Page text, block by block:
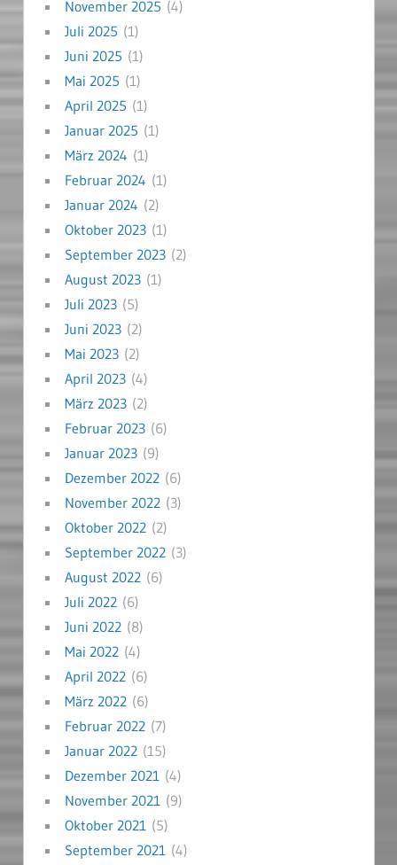
November 2025 (4)
Juli 2025 (1)
Juni 2025 (1)
Mai 2025 (1)
April 2025 (1)
Januar 2025 (1)
März 2024 (1)
Februar 2024 (1)
Januar 2024 (2)
Oktober 2023(1)
September 2023(2)
August 2023(1)
Juli 2023(5)
Juni 2023(2)
Mai 2023(2)
April 2023(4)
März 2023(2)
Februar 2023(6)
Januar 2023(9)
Dezember 2022(6)
November 2022(3)
Oktober 2022(2)
September 2022(3)
August 2022(6)
Juli 2022(6)
Juni 2022(8)
Mai 2022(4)
April 2022(6)
März 2022(6)
Februar 2022(7)
Januar 2022(15)
Dezember 2021(4)
November 2021(9)
Oktober 2021(5)
September 2021(4)